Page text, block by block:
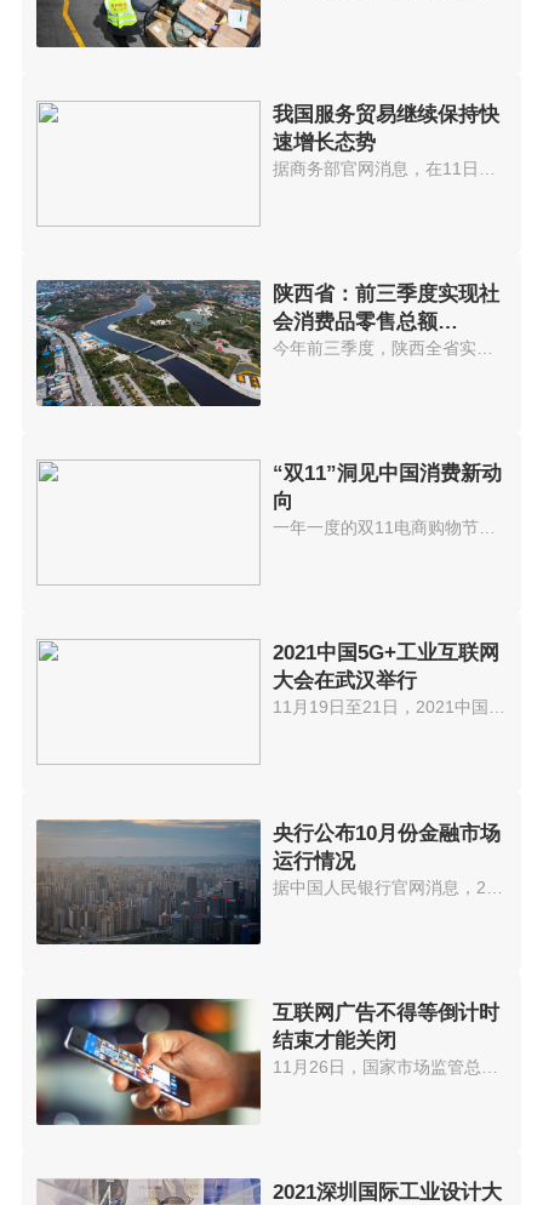
我国服务贸易继续保持快
速增长态势
陕西省：前三季度实现社
会消费品零售总额
7415.78亿元
“双11”洞见中国消费新动
向
一年一度的双11电商购物节，再次...
2021中国5G+工业互联网
大会在武汉举行
11月19日至21日，2021中国5G+工...
央行公布10月份金融市场
运行情况
互联网广告不得等倒计时
结束才能关闭
2021深圳国际工业设计大